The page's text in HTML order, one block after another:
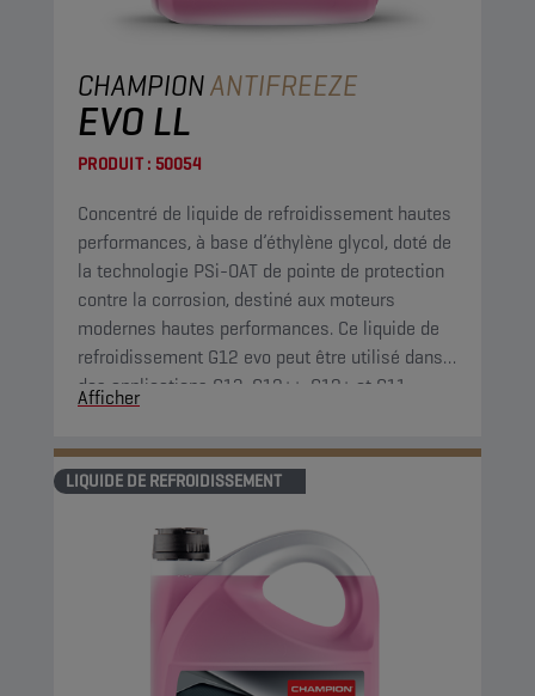
CHAMPIONANTIFREEZE
EVO LL
PRODUIT : 50054
Concentré de liquide de refroidissement hautes
performances, à base d’éthylène glycol, doté de
la technologie PSi-OAT de pointe de protection
contre la corrosion, destiné aux moteurs
modernes hautes performances. Ce liquide de
refroidissement G12 evo peut être utilisé dans
des applications G13, G12++, G12+ et G11.
Afficher
LIQUIDE DE REFROIDISSEMENT